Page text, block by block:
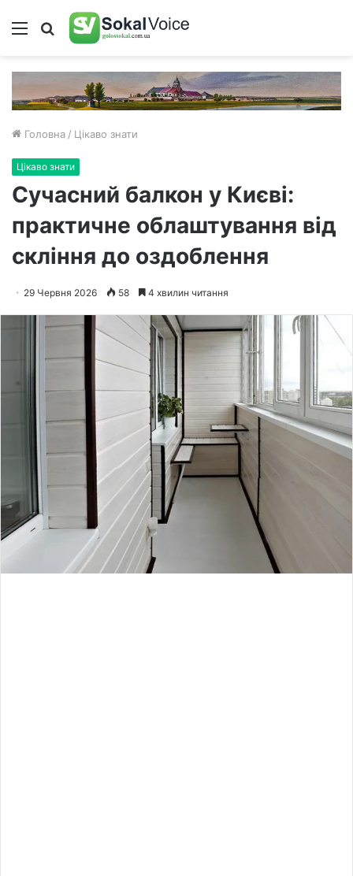
Меню Пошук
Головна / Цікаво знати
Цікаво знати
Сучасний балкон у Києві:
практичне облаштування від
скління до оздоблення
29 Червня 2026 58 4 хвилин читання